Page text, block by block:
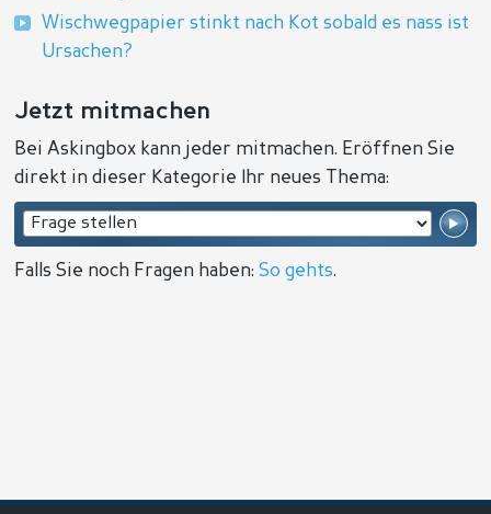
Wischwegpapier stinkt nach Kot sobald es nass ist
Ursachen?
Jetzt mitmachen
Bei Askingbox kann jeder mitmachen. Eröffnen Sie
direkt in dieser Kategorie Ihr neues Thema:
Falls Sie noch Fragen haben:So gehts.